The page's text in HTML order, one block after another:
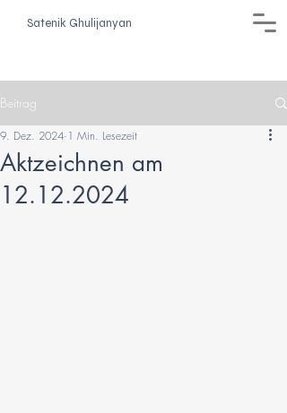
Satenik Ghulijanyan
Beitrag
Aktzeichnen am
12.12.2024
9. Dez. 2024 1 Min. Lesezeit